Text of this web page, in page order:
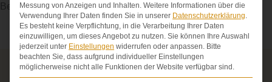
Behandlungsfehlern führen.
Über die Schmerzensgeld-Spezialisten
Messung von Anzeigen und Inhalten. Weitere Informationen über die
Verwendung Ihrer Daten finden Sie in unserer Datenschutzerklärung.
Es besteht keine Verpflichtung, in die Verarbeitung Ihrer Daten
einzuwilligen, um dieses Angebot zu nutzen. Sie können Ihre Auswahl
jederzeit unter Einstellungen widerrufen oder anpassen. Bitte
beachten Sie, dass aufgrund individueller Einstellungen
möglicherweise nicht alle Funktionen der Website verfügbar sind.